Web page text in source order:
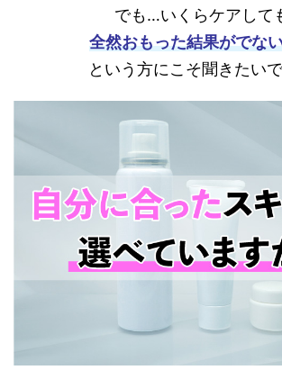
でも…いくらケアして
全然おもった結果がでな
という方にこそ聞きたいで